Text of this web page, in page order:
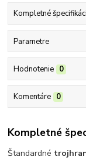
Kompletné
Parametre
Hodnotenie 0
Komentáre 0
Kompletné
Štandardné